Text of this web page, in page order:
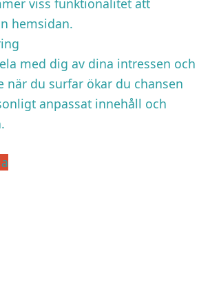
viss funktionalitet att
hemsidan.
med dig av dina intressen och
när du surfar ökar du chansen
anpassat innehåll och